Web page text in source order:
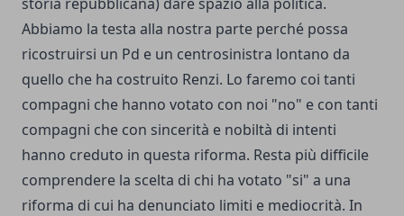
Abbiamo la testa alla nostra parte perché possa
ricostruirsi un Pd e un centrosinistra lontano da
quello che ha costruito Renzi. Lo faremo coi tanti
compagni che hanno votato con noi "no" e con tanti
compagni che con sincerità e nobiltà di intenti
hanno creduto in questa riforma. Resta più difficile
comprendere la scelta di chi ha votato "si" a una
riforma di cui ha denunciato limiti e mediocrità. In